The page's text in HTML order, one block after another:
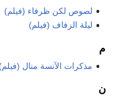
لصوص لكن ظرفاء (فيلم)
ليلة الزفاف (فيلم)
م
مذكرات الآنسة منال (فيلم)
ن